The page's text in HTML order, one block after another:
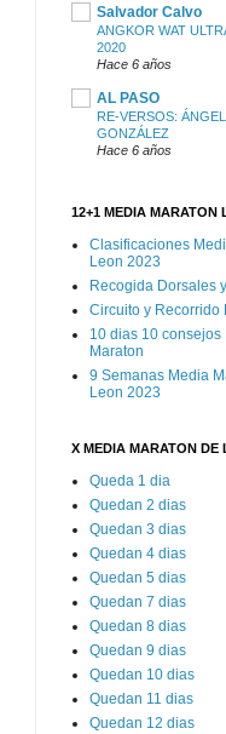
Salvador Calvo
ANGKOR WAT
2020
Hace 6 años
AL PASO
RE-VERSOS: ÁNGEL
GONZÁLEZ
Hace 6 años
12+1 MEDIA MARATON
Clasificaciones
Leon 2023
Recogida Dorsales
Circuito y Recorrido
10 dias 10 consejos
Maraton
9 Semanas Media
Leon 2023
X MEDIA MARATON DE
Queda 1 dia
Quedan 2 dias
Quedan 3 dias
Quedan 4 dias
Quedan 5 dias
Quedan 7 dias
Quedan 8 dias
Quedan 9 dias
Quedan 10 dias
Quedan 11 dias
Quedan 12 dias